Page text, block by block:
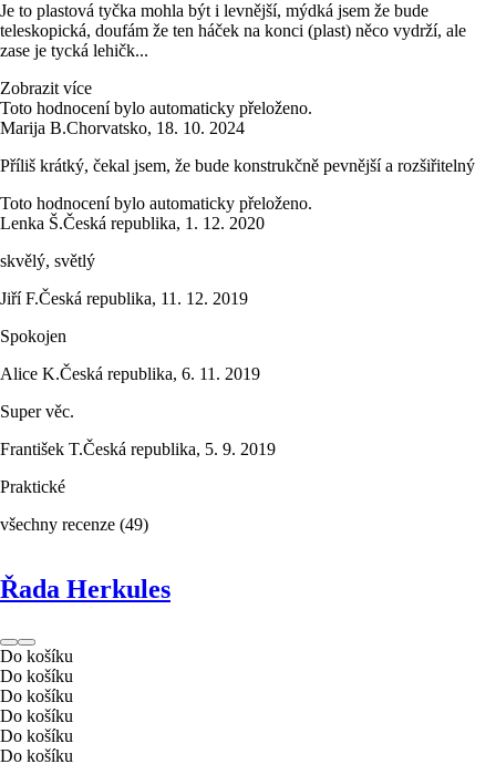
Je to plastová tyčka mohla být i levnější, mýdká jsem že bude
teleskopická, doufám že ten háček na konci (plast) něco vydrží, ale
zase je tycká lehičk...
Zobrazit více
Toto hodnocení bylo automaticky přeloženo.
Marija B.Chorvatsko, 18. 10. 2024
Příliš krátký, čekal jsem, že bude konstrukčně pevnější a rozšiřitelný
Toto hodnocení bylo automaticky přeloženo.
Lenka Š.Česká republika, 1. 12. 2020
skvělý, světlý
Jiří F.Česká republika, 11. 12. 2019
Spokojen
Alice K.Česká republika, 6. 11. 2019
Super věc.
František T.Česká republika, 5. 9. 2019
Praktické
všechny recenze (49)
Řada Herkules
Do košíku
Do košíku
Do košíku
Do košíku
Do košíku
Do košíku